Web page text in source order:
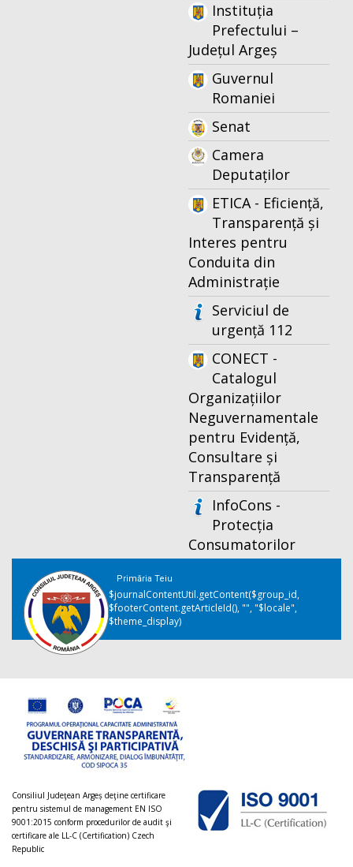
Instituția
Prefectului –
Județul Argeș
Guvernul
Romaniei
Senat
Camera
Deputaților
ETICA - Eficiență,
Transparență și
Interes pentru
Conduita din
Administrație
Serviciul de
urgență 112
CONECT -
Catalogul
Organizațiilor
Neguvernamentale
pentru Evidență,
Consultare și
Transparență
InfoCons -
Protecția
Consumatorilor
Primăria Teiu
$journalContentUtil.getContent($group_id,
$footerContent.getArticleId(), "", "$locale",
$theme_display)
Consiliul Judeţean Argeș deţine certificare
pentru sistemul de management EN ISO
9001:2015 conform procedurilor de audit şi
certificare ale LL-C (Certification) Czech
Republic